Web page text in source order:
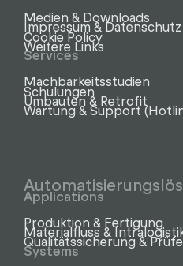
Medien & Downloads
Impressum & Datenschutz
Cookie Policy
Weitere Links
Services
Machbarkeitsstudien
Schulungen
Umbauten & Retrofit
Wartung & Support
Applications
Produktion & Fertigung
Materialfluss &
Qualitätssicherung &
Systems